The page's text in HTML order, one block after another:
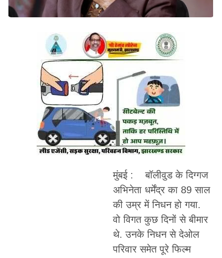
मुंबई : बॉलीवुड के दिग्गज
अभिनेता धर्मेंद्र का 89 साल
की उम्र में निधन हो गया.
वो विगत कुछ दिनों से बीमार
थे. उनके निधन से देओल
परिवार समेत पूरे फिल्म